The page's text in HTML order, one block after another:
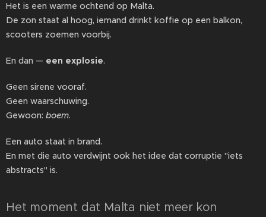
Het is een warme ochtend op Malta.
De zon staat al hoog, iemand drinkt koffie op een balkon,
scooters zoemen voorbij.
En dan — een explosie.
Geen sirene vooraf.
Geen waarschuwing.
Gewoon: boem.
Een auto staat in brand.
En met die auto verdwijnt ook het idee dat corruptie "iets
abstracts" is.
Het moment dat Malta niet meer kon